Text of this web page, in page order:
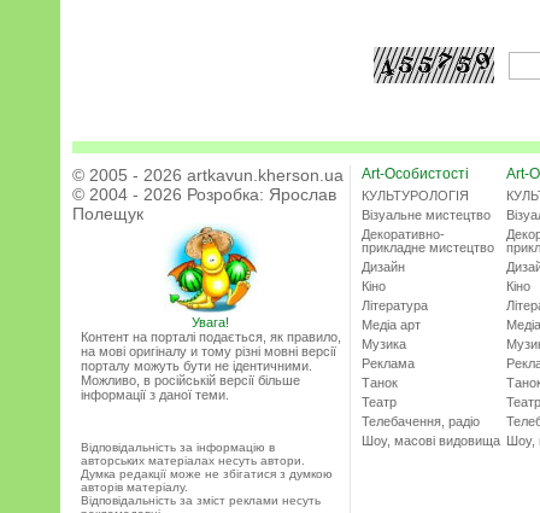
© 2005 - 2026 artkavun.kherson.ua
© 2004 - 2026 Розробка: Ярослав
Полещук
Увага!
Контент на порталі подається, як правило,
на мові оригіналу и тому різні мовні версії
порталу можуть бути не ідентичними.
Можливо, в російській версії більше
інформації з даної теми.
Відповідальність за інформацію в
авторських матеріалах несуть автори.
Думка редакції може не збігатися з думкою
авторів матеріалу.
Відповідальність за зміст реклами несуть
Art-Особистості
КУЛЬТУРОЛОГІЯ
Візуальне мистецтво
Декоративно-
прикладне мистецтво
Дизайн
Кіно
Література
Медіа арт
Музика
Реклама
Танок
Театр
Телебачення, радіо
Шоу, масові видовища
Art-
Кіно
Театр
Шоу,